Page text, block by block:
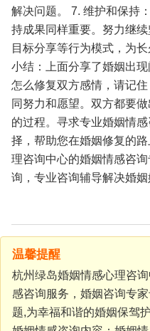
解决问题。
7. 维护和保持
持成果同样重要。努力继
目标分享等行为模式，为
小结：上面分享了婚姻出
怎么修复双方感情，请记
同努力和愿望。双方都要
的过程。寻求专业婚姻情
择，帮助您在婚姻修复的
理咨询中心的婚姻情感咨
询，专业咨询辅导解决婚姻
温馨提醒
杭州绿岛婚姻情感心理咨
感咨询服务，婚姻咨询专
题,为幸福和谐的婚姻保驾护